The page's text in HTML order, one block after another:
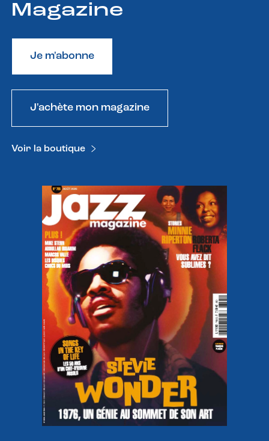
Magazine
Je m'abonne
J'achète mon magazine
Voir la boutique